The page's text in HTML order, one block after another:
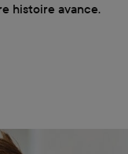
histoire avance.